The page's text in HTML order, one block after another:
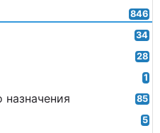
846
34
28
1
85
5